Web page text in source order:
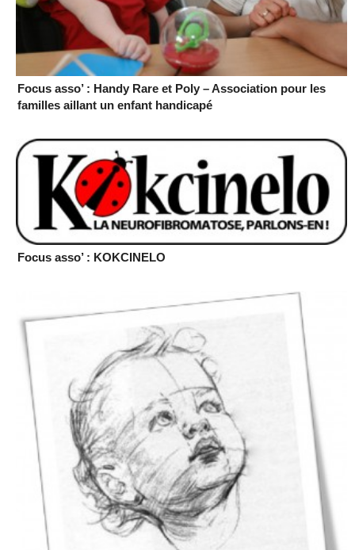
Focus asso’ : Handy Rare et Poly – Association pour les
familles aillant un enfant handicapé
Focus asso’ : KOKCINELO